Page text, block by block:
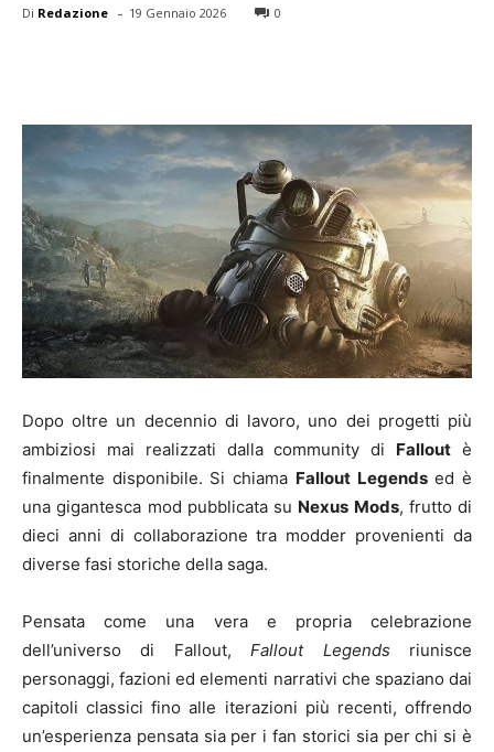
Di Redazione - 19 Gennaio 2026 0
Dopo oltre un decennio di lavoro, uno dei progetti più
ambiziosi mai realizzati dalla community di Fallout è
finalmente disponibile. Si chiama Fallout Legendsed è
una gigantesca mod pubblicata su Nexus Mods, frutto di
dieci anni di collaborazione tra modder provenienti da
diverse fasi storiche della saga.
Pensata come una vera e propria celebrazione
dell’universo di Fallout,Fallout Legends riunisce
personaggi, fazioni ed elementi narrativi che spaziano dai
capitoli classici fino alle iterazioni più recenti, offrendo
un’esperienza pensata sia per i fan storici sia per chi si è